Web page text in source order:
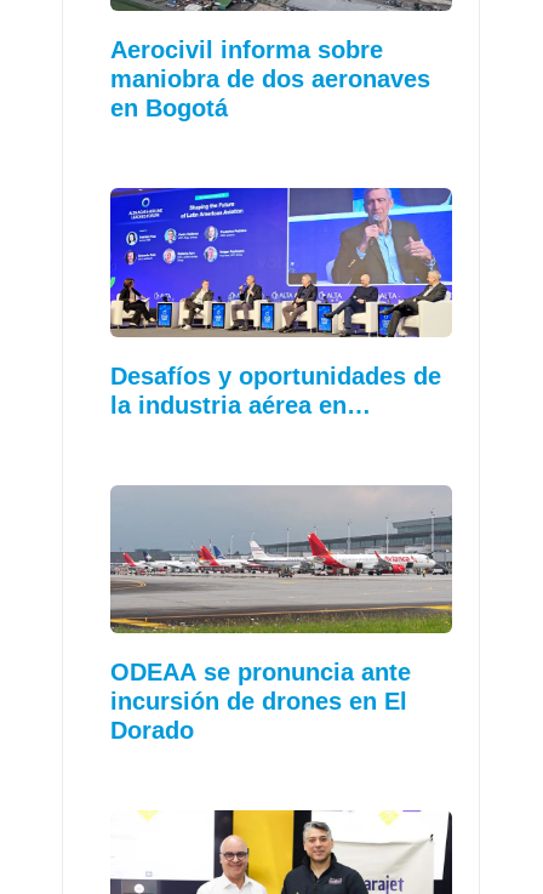
Aerocivil informa sobre
maniobra de dos aeronaves
en Bogotá
Desafíos y oportunidades de
la industria aérea en…
ODEAA se pronuncia ante
incursión de drones en El
Dorado